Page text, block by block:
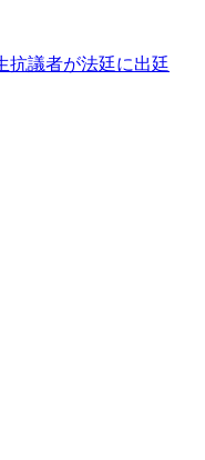
抗議者が法廷に出廷